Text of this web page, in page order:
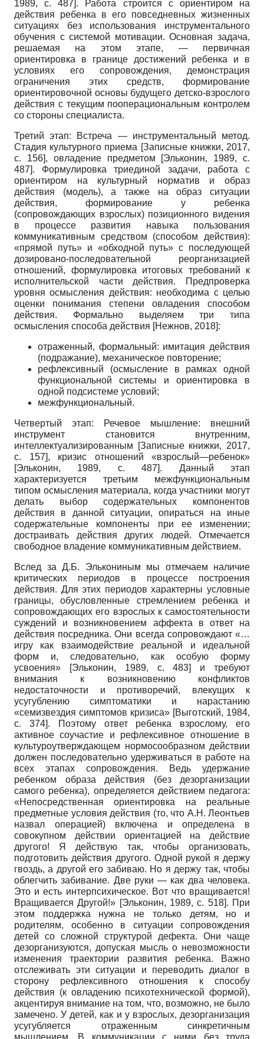
1989, с. 487] . Работа строится с ориентиром на
действия ребенка в его повседневных жизненных
ситуациях без использования инструментального
обучения с системой мотивации. Основная задача,
решаемая на этом этапе, — первичная
ориентировка в границе достижений ребенка и в
условиях его сопровождения, демонстрация
ограничения этих средств, формирование
ориентировочной основы будущего детско-взрослого
действия с текущим пооперациональным контролем
со стороны специалиста.
Третий этап: Встреча — инструментальный метод.
Стадия культурного приема [Записные книжки, 2017,
с. 156], овладение предметом [Эльконин, 1989, с.
487]. Формулировка триединой задачи, работа с
ориентиром на культурный норматив и образ
действия (модель), а также на образ ситуации
действия, формирование у ребенка
(сопровождающих взрослых) позиционного видения
в процессе развития навыка пользования
коммуникативным средством (способом действия):
«прямой путь» и «обходной путь» с последующей
дозировано-последовательной реорганизацией
отношений, формулировка итоговых требований к
исполнительской части действия. Предпроверка
уровня осмысления действия: необходима с целью
оценки понимания степени овладения способом
действия. Формально выделяем три типа
осмысления способа действия [Нежнов, 2018]:
отраженный, формальный: имитация действия
(подражание), механическое повторение;
рефлексивный (осмысление в рамках одной
функциональной системы и ориентировка в
одной подсистеме условий;
межфункциональный.
Четвертый этап: Речевое мышление: внешний
инструмент становится внутренним,
интеллектуализированным
[Записные книжки, 2017,
с. 157], кризис отношений «взрослый—ребенок»
[Эльконин, 1989, с. 487]. Данный этап
характеризуется третьим межфункциональным
типом осмысления материала, когда участники могут
делать выбор содержательных компонентов
действия в данной ситуации, опираться на иные
содержательные компоненты при ее изменении;
достраивать действия других людей. Отмечается
свободное владение коммуникативным действием.
Вслед за Д.Б. Элькониным мы отмечаем наличие
критических периодов в процессе построения
действия. Для этих периодов характерны условные
границы, обусловленные стремлением ребенка и
сопровождающих его взрослых к самостоятельности
суждений и возникновением аффекта в ответ на
действия посредника. Они всегда сопровождают «…
игру как взаимодействие реальной и идеальной
форм и, следовательно, как особую форму
усвоения»
[Эльконин, 1989, с. 483]
и требуют
внимания к возникновению конфликтов
недостаточности и противоречий, влекущих к
усугублению симптоматики и нарастанию
«семизвездия симптомов кризиса» [Выготский, 1984,
с. 374]. Поэтому ответ ребенка взрослому, его
активное соучастие и рефлексивное отношение в
культуроутверждающем нормосообразном действии
должен последовательно удерживаться в работе на
всех этапах сопровождения. Ведь удержание
ребенком образа действия (без дезорганизации
самого ребенка), определяется действием педагога:
«Непосредственная ориентировка на реальные
предметные условия действия (то, что А.Н. Леонтьев
назвал операцией) включена и определена в
совокупном действии ориентацией на действие
другого! Я действую так, чтобы организовать,
подготовить действия другого. Одной рукой я держу
гвоздь, а другой его забиваю. Но я держу так, чтобы
облегчить забивание. Две руки — как два человека.
Это и есть интерпсихическое. Вот что вращивается!
Вращивается Другой!» [Эльконин, 1989, с. 518]. При
этом поддержка нужна не только детям, но и
родителям, особенно в ситуации сопровождения
детей со сложной структурой дефекта. Они чаще
дезорганизуются, допуская мысль о невозможности
изменения траектории развития ребенка. Важно
отслеживать эти ситуации и переводить диалог в
сторону рефлексивного отношения к способу
действия (к овладению психотехнической формой),
акцентируя внимание на том, что, возможно, не было
замечено. У детей, как и у взрослых, дезорганизация
усугубляется отраженным синкретичным